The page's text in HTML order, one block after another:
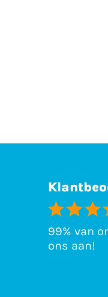
99% van
ons aan!